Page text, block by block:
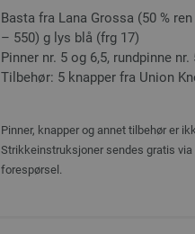
Basta fra Lana Grossa (50 %
– 550) g lys blå (frg 17)
Pinner nr. 5 og 6,5, rundpinne
Tilbehør: 5 knapper fra Union
Pinner, knapper og annet tilbehør er
Strikkeinstruksjoner sendes gratis
forespørsel.